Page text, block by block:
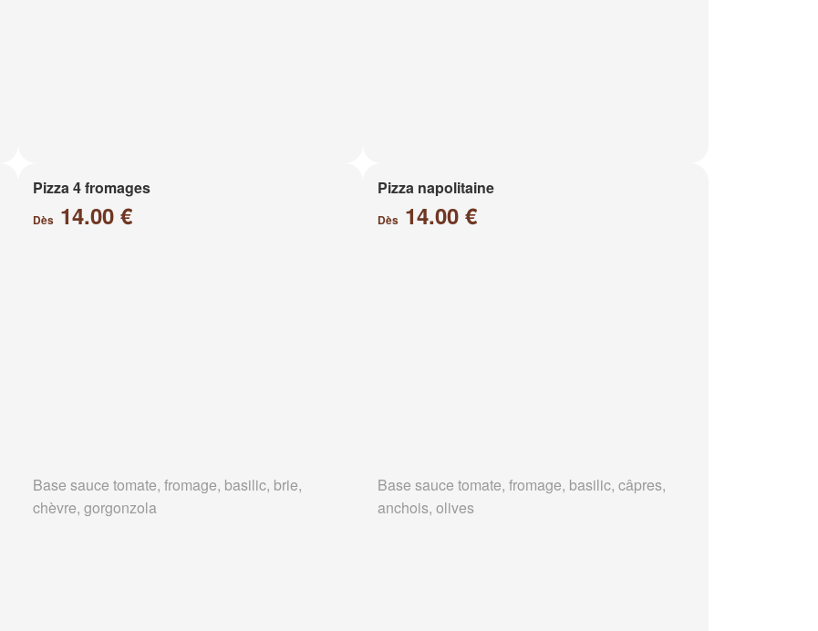
Pizza 4 fromages
Dès14.00 €
Base sauce tomate, fromage, basilic, brie,
chèvre, gorgonzola
Pizza napolitaine
Dès 14.00 €
Base sauce tomate, fromage, basilic, câpres,
anchois, olives